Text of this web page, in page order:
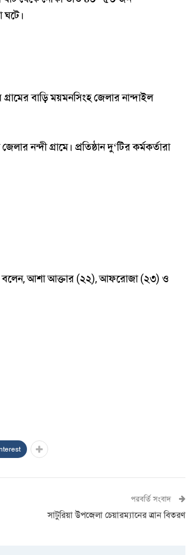
ঘটে।
গ্রামেরবাড়িময়মনসিংহজেলারনান্দাইল
জেলারনন্দীগ্রামে। প্রতিষ্ঠানদু‘টিরকর্মকর্তারা
বলেন,আশাআক্তার (২২),আফরোজা(২৩) ও
পরবর্তি সংবাদ
সাটুরিয়া উপজেলা চেয়ারম্যানের ত্রান বিতরণ